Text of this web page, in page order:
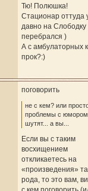
Тю! Полюшка!
Стационар оттуда
давно на Слободку
перебрался )
А с амбулаторных
прок?:)
поговорить
не с кем? или
проблемы с
шутят... а вы...
Если вы с таким
восхищением
откликаетесь на
«произведения»
рода, то это вам,